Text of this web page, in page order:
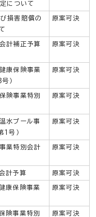
について
損害賠償の
原案可決
計補正予算
原案可決
康保険事業
）
原案可決
険事業特別
原案可決
水プール事
1号）
原案可決
業特別会計
原案可決
計予算 原案可決
康保険事業
原案可決
険事業特別
原案可決